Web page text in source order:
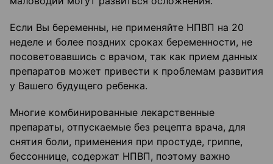
Если Вы беременны, не применяйте НПВП на 20
неделе и более поздних сроках беременности, не
посоветовавшись с врачом, так как прием данных
препаратов может привести к проблемам развития
у Вашего будущего ребенка.
Многие комбинированные лекарственные
препараты, отпускаемые без рецепта врача, для
снятия боли, применения при простуде, гриппе,
бессоннице, содержат НПВП, поэтому важно